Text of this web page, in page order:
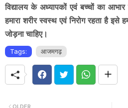
विद्यालय के अध्यापकों एवं बच्चों का
हमारा शरीर स्वस्थ एवं निरोग रहता है
जोड़ना चाहिए।
Tags: आजमगढ़
OLDER